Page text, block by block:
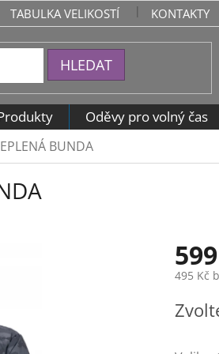
TABULKA VELIKOSTÍ KONTAKTY
HLEDAT
Oděvy pro volný čas
BUNDA
495 Kč
cena: